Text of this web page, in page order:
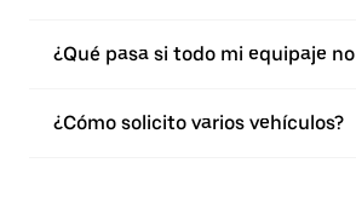
¿Qué pasa si todo mi equipaje
¿Cómo solicito varios vehículos?